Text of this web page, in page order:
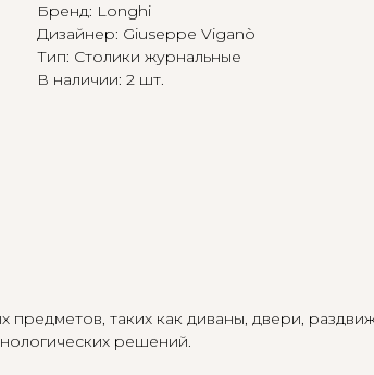
Бренд: Longhi
Дизайнер: Giuseppe Viganò
Тип: Столики журнальные
В наличии: 2 шт.
предметов, таких как диваны, двери,
решений.